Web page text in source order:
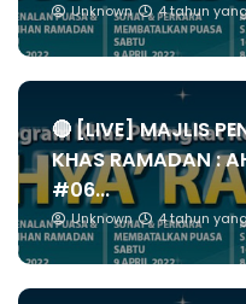
Unknown 4 tahun
🔴 [LIVE] MAJLIS
KHAS RAMADAN :
#06...
Unknown 4 tahun